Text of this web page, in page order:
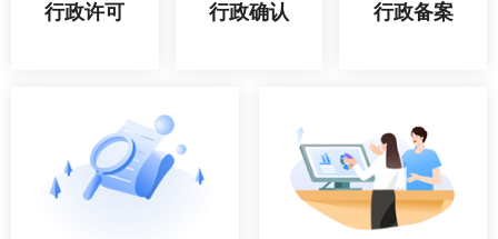
行政许可 行政确认 行政备案